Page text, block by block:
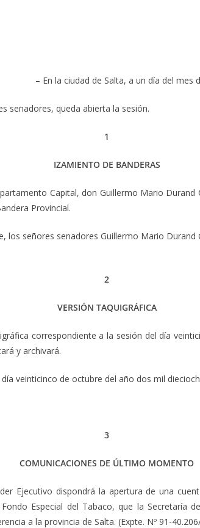
– En la ciudad de Salta, a un día del
senadores, queda abierta la sesión.
1
IZAMIENTO DE BANDERAS
Capital, don Guillermo Mario
Provincial.
los señores senadores Guillermo Mario
2
VERSIÓN TAQUIGRÁFICA
correspondiente a la sesión del día
y archivará.
veinticinco de octubre del año dos mil
3
COMUNICACIONES DE ÚLTIMO MOMENTO
dispondrá la apertura de una cuenta
Especial del Tabaco, que la Secretaría
a la provincia de Salta. (Expte. Nº 91-